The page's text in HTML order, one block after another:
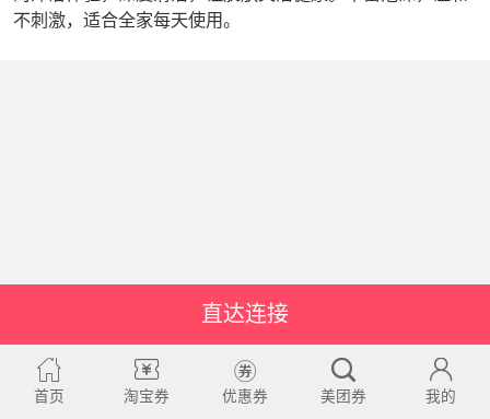
不刺激，适合全家每天使用。
直达连接
首页 淘宝券 优惠券 美团券 我的